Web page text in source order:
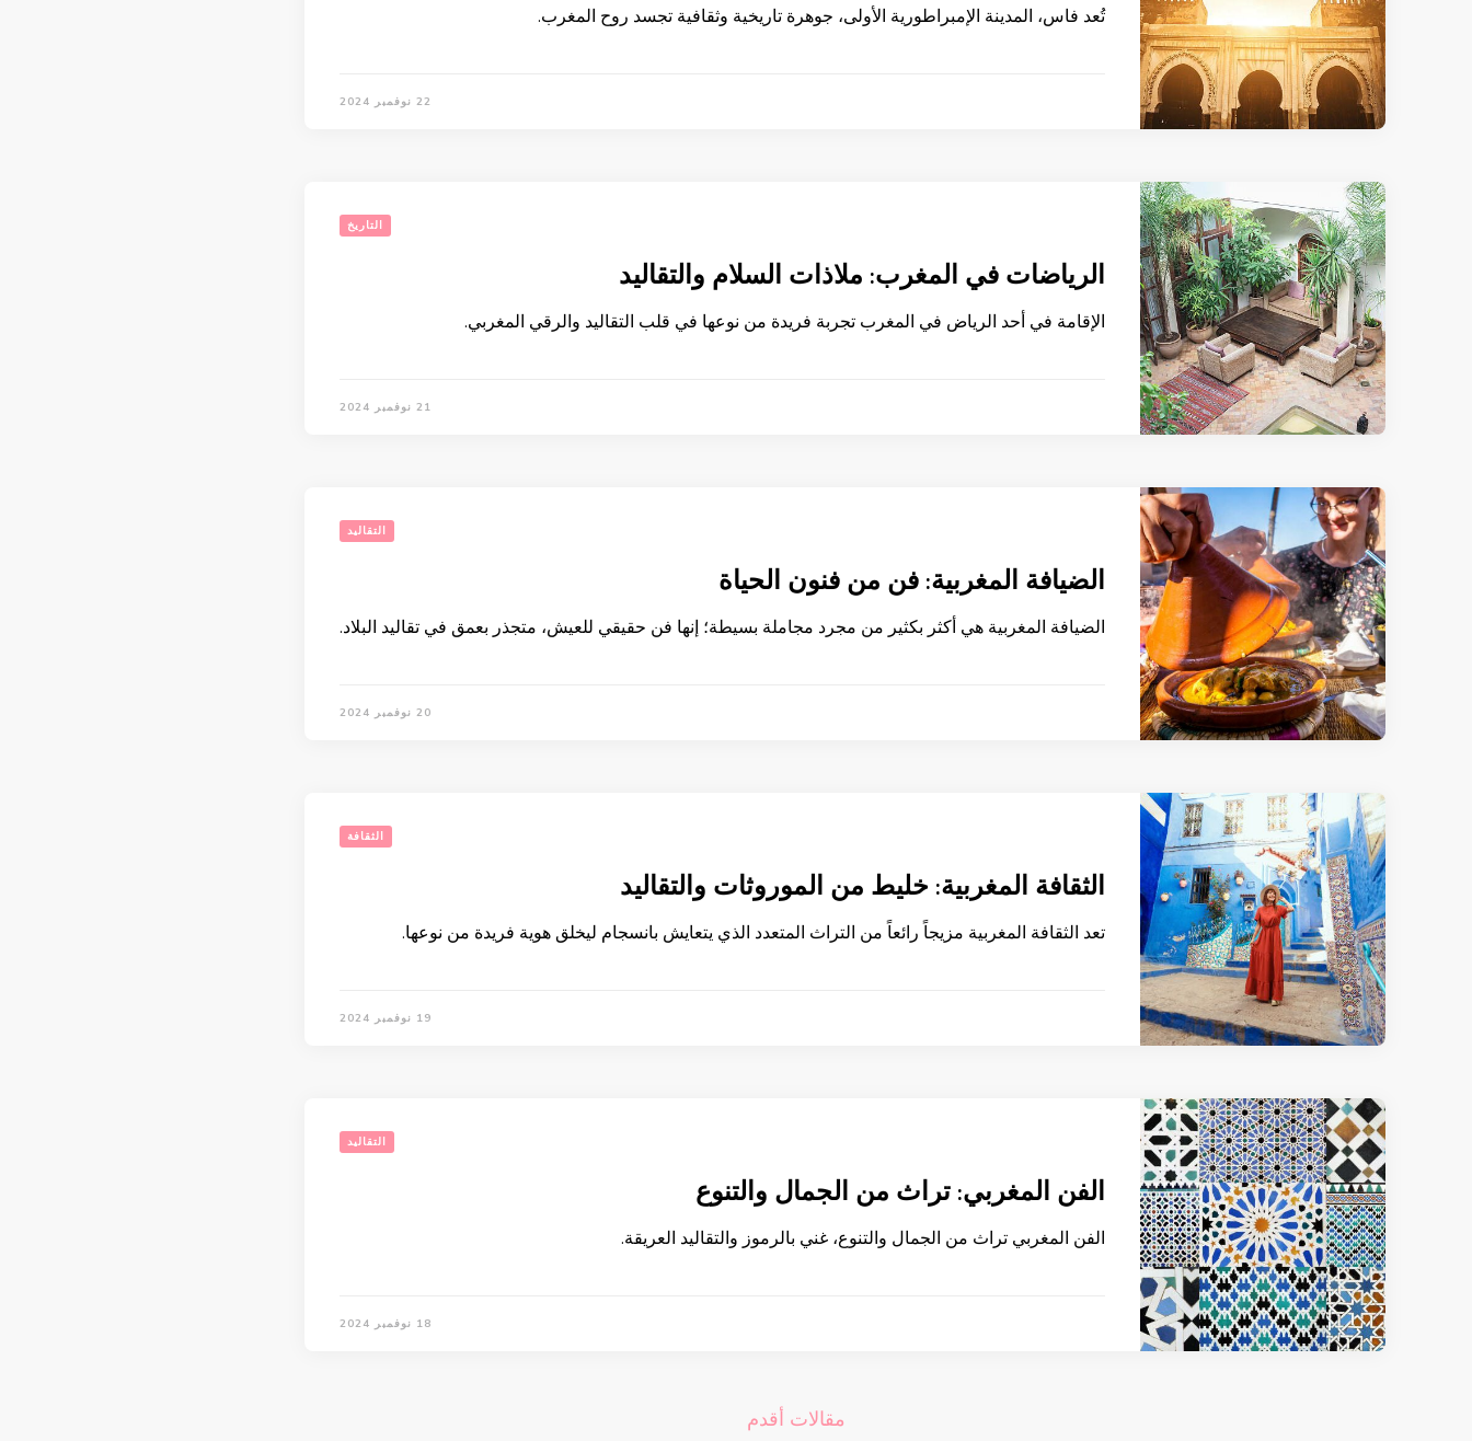
تُعد فاس، المدينة الإمبراطورية الأولى، جوهرة تاريخية وثقافية تجسد روح المغرب.
22 نوفمبر 2024
التاريخ
الرياضات في المغرب: ملاذات السلام والتقاليد
الإقامة في أحد الرياض في المغرب تجربة فريدة من نوعها في قلب التقاليد والرقي المغربي.
21 نوفمبر 2024
التقاليد
الضيافة المغربية: فن من فنون الحياة
الضيافة المغربية هي أكثر بكثير من مجرد مجاملة بسيطة؛ إنها فن حقيقي للعيش، متجذر بعمق في تقاليد البلاد.
20 نوفمبر 2024
الثقافة
الثقافة المغربية: خليط من الموروثات والتقاليد
تعد الثقافة المغربية مزيجاً رائعاً من التراث المتعدد الذي يتعايش بانسجام ليخلق هوية فريدة من نوعها.
19 نوفمبر 2024
التقاليد
الفن المغربي: تراث من الجمال والتنوع
الفن المغربي تراث من الجمال والتنوع، غني بالرموز والتقاليد العريقة.
18 نوفمبر 2024
مقالات أقدم